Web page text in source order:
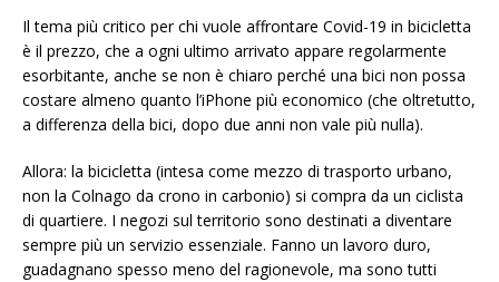
Il tema più critico per chi vuole affrontare Covid-19 in bicicletta
è il prezzo, che a ogni ultimo arrivato appare regolarmente
esorbitante, anche se non è chiaro perché una bici non possa
costare almeno quanto l’iPhone più economico (che oltretutto,
a differenza della bici, dopo due anni non vale più nulla).
Allora: la bicicletta (intesa come mezzo di trasporto urbano,
non la Colnago da crono in carbonio) si compra da un ciclista
di quartiere. I negozi sul territorio sono destinati a diventare
sempre più un servizio essenziale. Fanno un lavoro duro,
guadagnano spesso meno del ragionevole, ma sono tutti